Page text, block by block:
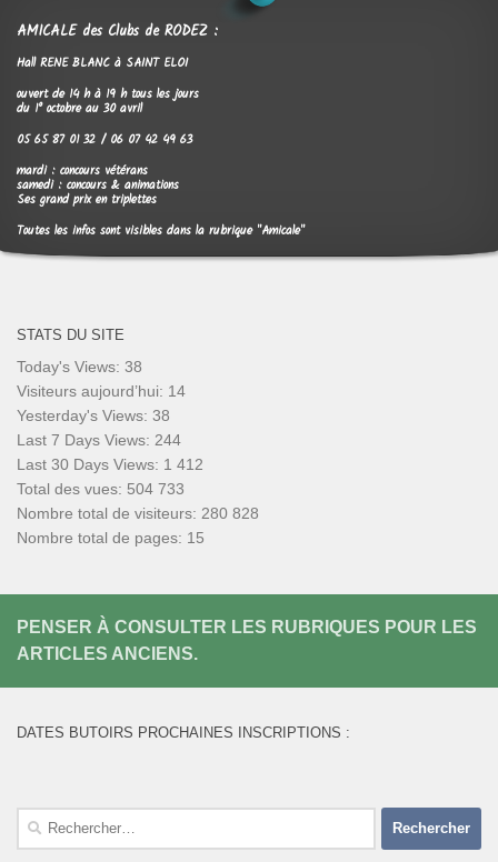
AMICALE des Clubs de RODEZ :
Hall RENE BLANC à SAINT ELOI
ouvert de 14 h à 19 h tous les jours
du 1° octobre au 30 avril
05 65 87 01 32 / 06 07 42 49 63
mardi : concours vétérans
samedi : concours & animations
Ses grand prix en triplettes
Toutes les infos sont visibles dans la rubrique "Amicale"
STATS DU SITE
Today's Views: 38
Visiteurs aujourd’hui: 14
Yesterday's Views: 38
Last 7 Days Views: 244
Last 30 Days Views: 1 412
Total des vues: 504 733
Nombre total de visiteurs: 280 828
Nombre total de pages: 15
PENSER À CONSULTER LES RUBRIQUES POUR LES
ARTICLES ANCIENS.
DATES BUTOIRS PROCHAINES INSCRIPTIONS :
Rechercher :